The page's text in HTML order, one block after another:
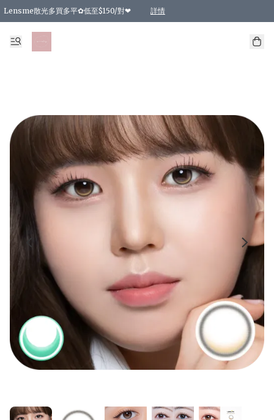
Lensme散光多買多平✿低至$150/對❤ 詳情
台灣Karacon⁩✧日拋 特價清貨❁⃘
日本韓國多款日/月拋現貨☼ 特價❤︎數量有限 售完即止
🇰🇷韓國多款月拋現貨 特價兩對$99✿數量有限 售完即止♫
精選商品，任選買2件或以上9 折；買4件或以上85 折；買6件或以上8 折
精選商品，任選買2件HKD 140.00；買4件HKD 260.00
精選商品，任選買2件HKD 190.00；買4件HKD 360.00
精選商品，任選買2件HKD 110.00；買4件HKD 180.00
精選商品，任選買2件HKD 170.00；買4件HKD 320.00
精選商品，任選買2件或以上減HKD 148.00
精選商品，任選買2件或以上減HKD 148.00
精選商品，任選買2件或以上95 折；買4件或以上9 折；買6件或以上85 折；買8件
精選商品，任選買12件或以上87 折
精選商品，任選買2件或以上減HKD 16.00；買4件或以上減HKD 32.00；買6
精選商品，任選買2件或以上95 折；買4件或以上9 折；買8件或以上85 折；買12
購物滿 HKD 800.00即享免運費優惠！（適用於 特定的送貨方式 )